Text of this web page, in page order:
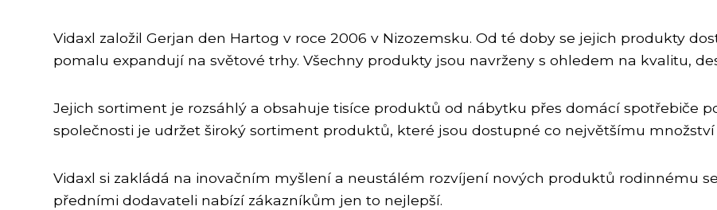
Vidaxl založil Gerjan den Hartog v roce 2006 v Nizozemsku. Od té doby se jejich produkty
pomalu expandují na světové trhy. Všechny produkty jsou navrženy s ohledem na kvalitu,
Jejich sortiment je rozsáhlý a obsahuje tisíce produktů od nábytku přes domácí spotřebiče
společnosti je udržet široký sortiment produktů, které jsou dostupné co největšímu množství
Vidaxl si zakládá na inovačním myšlení a neustálém rozvíjení nových produktů rodinnému
předními dodavateli nabízí zákazníkům jen to nejlepší.